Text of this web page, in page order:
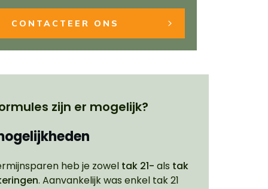
CONTACTEER ONS
zijn er mogelijk?
heb je zowel tak 21-als tak
. Aanvankelijk was enkel tak 21